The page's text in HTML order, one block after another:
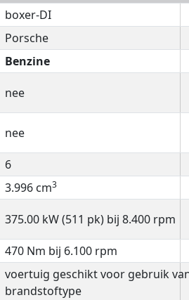
boxer-DI
Porsche
Benzine
nee
nee
6
3.996 cm3
375.00 kW (511 pk) bij 8.400 rpm
470 Nm bij 6.100 rpm
voertuig geschikt voor gebruik
brandstoftype